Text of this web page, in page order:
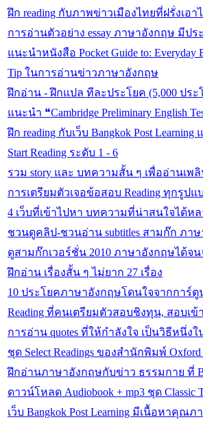
ฝึก reading กับภาพข่าวเมืองไทยที่ฝรั่งเอา
การอ่านตัวอย่าง essay ภาษาอังกฤษ มีปร
แนะนำหนังสือ Pocket Guide to: Everyday
Tip ในการอ่านข่าวภาษาอังกฤษ
ฝึกอ่าน - ฝึกแปล ทีละประโยค (5,000 ประ
แนะนำ ❝Cambridge Preliminary English
ฝึก reading กับเว็บ Bangkok Post Learning
Start Reading ระดับ 1 - 6
รวม story และ บทความสั้น ๆ เพื่ออ่านเพ
การเตรียมตัวเจอข้อสอบ Reading ทุกรูปแ
4 เว็บที่เข้าไปหา บทความที่น่าสนใจได้ห
ชวนดูคลิป-ชวนอ่าน subtitles สามก๊ก ภาษ
ดูสามก๊กเวอร์ชั่น 2010 ภาษาอังกฤษได้จน
ฝึกอ่าน เรื่องสั้น ๆ ไม่ยาก 27 เรื่อง
10 ประโยคภาษาอังกฤษโดนใจจากการ์ตู
Reading ที่คนเตรียมตัวสอบชิงทุน, สอบเข้
การอ่าน quotes ที่ให้กำลังใจ เป็นวิธีหนึ่งใ
ชุด Select Readings ของสำนักพิมพ์
ฝึกอ่านภาษาอังกฤษกับข่าว ธรรมกาย ที่
ดาวน์โหลด Audiobook + mp3 ชุด Classic
เว็บ Bangkok Post Learning มีเนื้อหาคุ